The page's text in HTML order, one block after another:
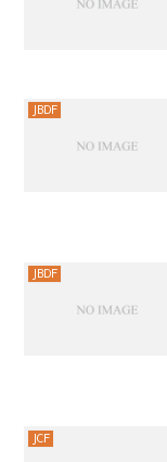
JBDF
JBDF
JCF